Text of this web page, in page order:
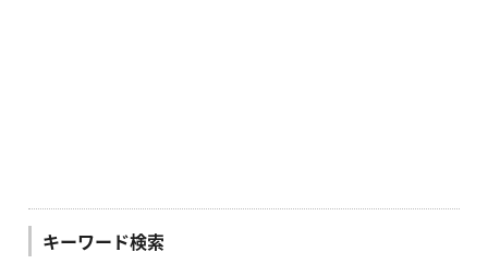
キーワード検索